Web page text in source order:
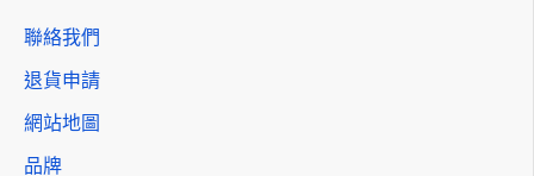
聯絡我們
退貨申請
網站地圖
品牌